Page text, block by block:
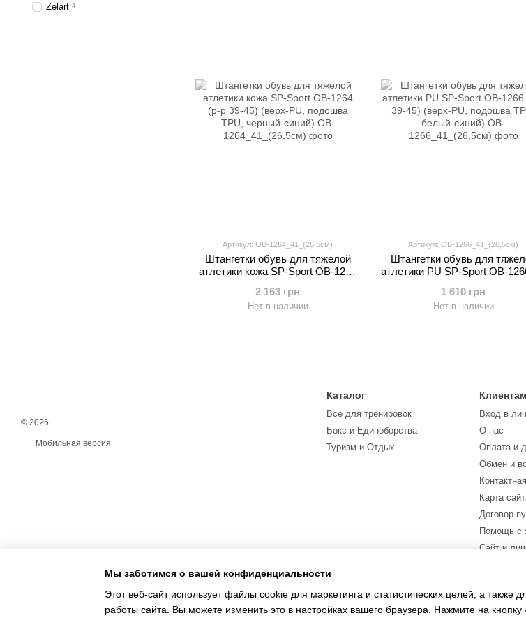
Артикул: OB-1264_41_(26,5см)
Штангетки обувь для тяжелой
атлетики кожа SP-Sport OB-1264
TPU, черный-синий)
2 163 грн
Нет в наличии
Артикул: OB-1266_41_(26,5см)
Штангетки обувь для
атлетики PU SP-Sport OB-
белый-синий)
1 610 грн
Нет в наличии
Zelart 4
© 2026
Мобильная версия
Каталог
Все для тренировок
Бокс и Единоборства
Туризм и Отдых
Клиентам
Вход в
О нас
Оплата и
Обмен и
Карта
Договор
Помощь с
Сайт и
Мы заботимся о вашей конфиденциальности
Этот веб-сайт использует файлы cookie для маркетинга и статистических целей, а также
работы сайта. Вы можете изменить это в настройках вашего браузера. Нажмите на кнопку